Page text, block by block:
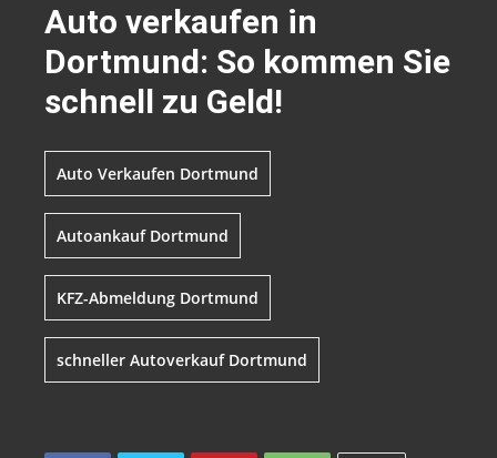
Auto verkaufen in
Dortmund: So kommen Sie
schnell zu Geld!
Auto Verkaufen Dortmund
Autoankauf Dortmund
KFZ-Abmeldung Dortmund
schneller Autoverkauf Dortmund